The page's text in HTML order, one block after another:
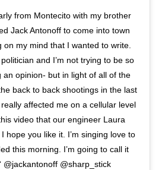
from Montecito with my brother
Jack Antonoff to come into town
on my mind that I wanted to write.
and I’m not trying to be so
an opinion- but in light of all of the
back to back shootings in the last
affected me on a cellular level
video that our engineer Laura
hope you like it. I’m singing love to
this morning. I’m going to call it
@jackantonoff @sharp_stick